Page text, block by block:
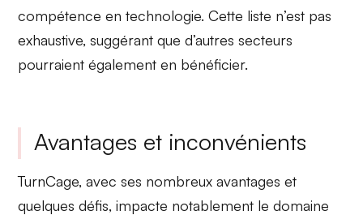
compétence en technologie. Cette liste n’est pas
exhaustive, suggérant que d’autres secteurs
pourraient également en bénéficier.
Avantages et inconvénients
TurnCage, avec ses nombreux avantages et
quelques défis, impacte notablement le domaine